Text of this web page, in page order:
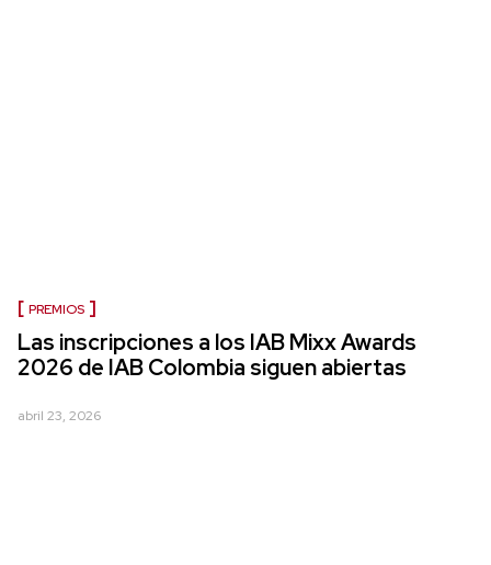
PREMIOS
Las inscripciones a los IAB Mixx Awards
2026 de IAB Colombia siguen abiertas
abril 23, 2026